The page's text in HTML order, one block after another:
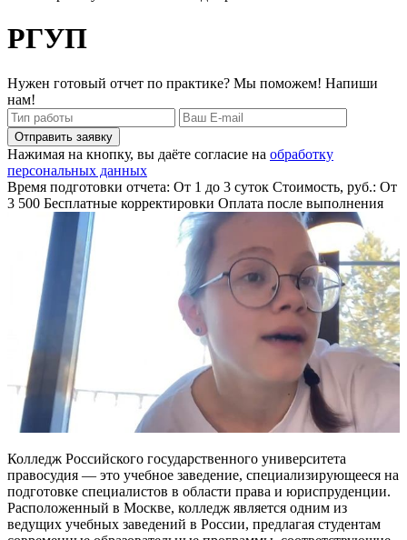
РГУП
Нужен готовый отчет по практике? Мы поможем! Напиши
нам!
Отправить заявку
Нажимая на кнопку, вы даёте согласие на обработку
персональных данных
Время подготовки отчета: От 1 до 3 суток Стоимость, руб.: От
3 500 Бесплатные корректировки Оплата после выполнения
Колледж Российского государственного университета
правосудия — это учебное заведение, специализирующееся на
подготовке специалистов в области права и юриспруденции.
Расположенный в Москве, колледж является одним из
ведущих учебных заведений в России, предлагая студентам